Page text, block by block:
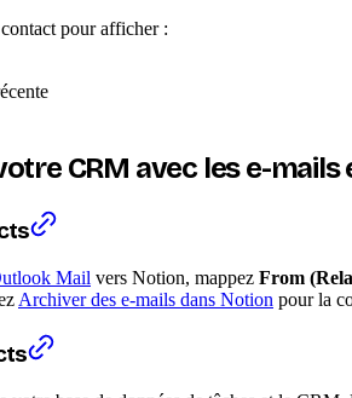
pour afficher :
CRM avec les e-mails
Mail vers Notion, mappez From
Archiver des e-mails dans Notion pour la